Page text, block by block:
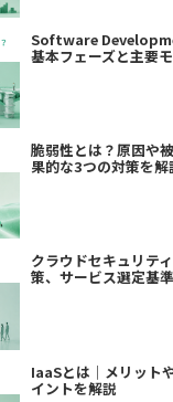
Software
基本フェーズと主要
脆弱性とは？原因や
果的な3つの対策を解
クラウドセキュリテ
策、サービス選定基
IaaSとは｜メリット
イントを解説